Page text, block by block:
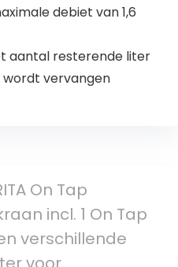
debiet van 1,6
aantal resterende liter
vervangen
On Tap
incl. 1 On Tap
verschillende